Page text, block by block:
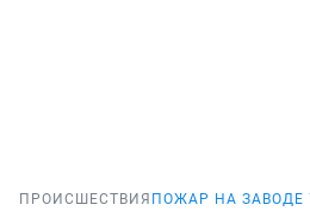
ПРОИСШЕСТВИЯ ПОЖАР НА ЗАВОДЕ